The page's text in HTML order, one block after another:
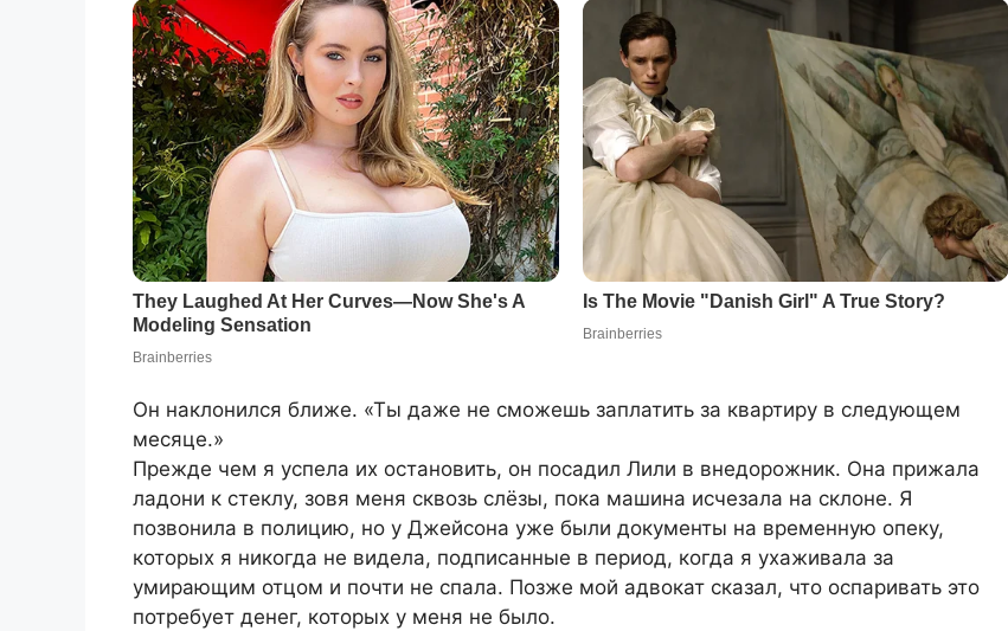
Он наклонился ближе. «Ты даже не сможешь заплатить за квартиру в следующем
месяце.»
Прежде чем я успела их остановить, он посадил Лили в внедорожник. Она прижала
ладони к стеклу, зовя меня сквозь слёзы, пока машина исчезала на склоне. Я
позвонила в полицию, но у Джейсона уже были документы на временную опеку,
которых я никогда не видела, подписанные в период, когда я ухаживала за
умирающим отцом и почти не спала. Позже мой адвокат сказал, что оспаривать это
потребует денег, которых у меня не было.